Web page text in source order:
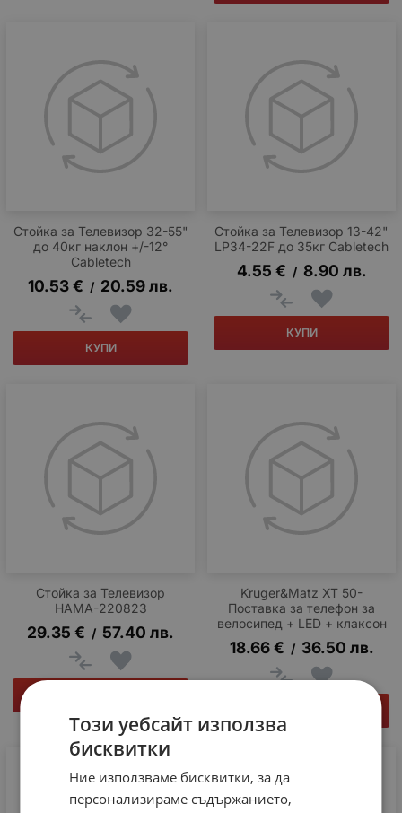
Стойка за Телевизор 32-55"
до 40кг наклон +/-12°
Cabletech
10.53€ / 20.59лв.
КУПИ
Стойка за Телевизор 13-42"
LP34-22F до 35кг Cabletech
4.55 € / 8.90 лв.
КУПИ
Стойка за Телевизор
HAMA-220823
29.35 € / 57.40 лв.
Kruger&Matz XT 50-
Поставка за телефон за
велосипед + LED + клаксон
18.66 € / 36.50 лв.
Този уебсайт използва
бисквитки
Ние използваме бисквитки, за да
персонализираме съдържанието,